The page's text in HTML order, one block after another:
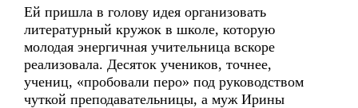
Ей пришла в голову идея организовать
литературный кружок в школе, которую
молодая энергичная учительница вскоре
реализовала. Десяток учеников, точнее,
учениц, «пробовали перо» под руководством
чуткой преподавательницы, а муж Ирины